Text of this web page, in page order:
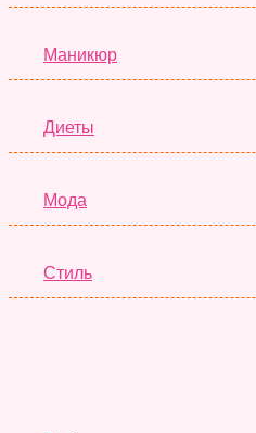
Маникюр
Диеты
Мода
Стиль